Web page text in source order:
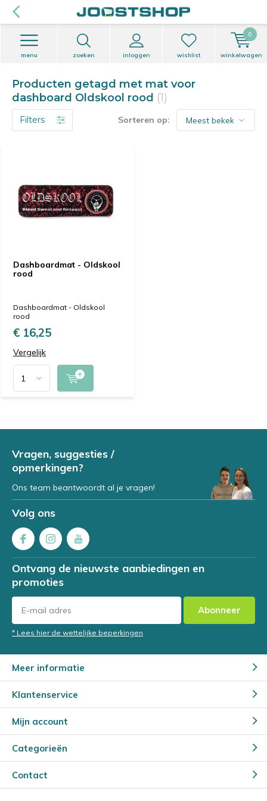
zoeken inloggen
menu wishlist winkelwagen
0
Producten getagd met mat voor
dashboard Oldskool rood (1)
Filters Sorteren op:
Dashboardmat - Oldskool
rood
Dashboardmat - Oldskool
rood
€ 16,25
Vergelijk
Vragen, suggesties /
opmerkingen?
Ons team beantwoordt al je vragen!
Volg ons
Ontvang de nieuwste aanbiedingen en
promoties
Abonneer
* Lees hier de wettelijke beperkingen
Meer informatie
Klantenservice
Mijn account
Categorieën
Contact